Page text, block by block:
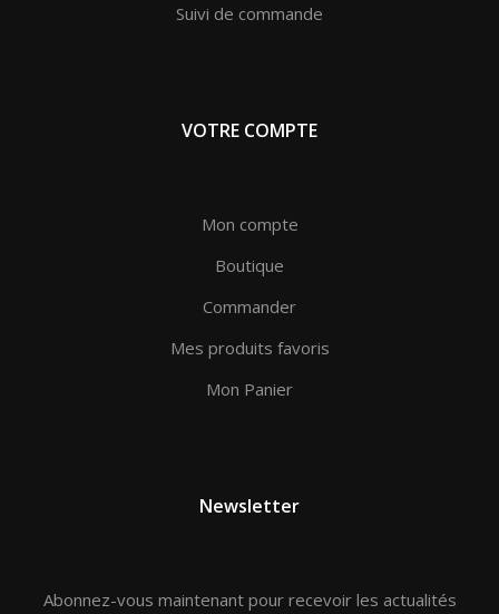
Suivi de commande
VOTRE COMPTE
Mon compte
Boutique
Commander
Mes produits favoris
Mon Panier
Newsletter
Abonnez-vous maintenant pour recevoir les actualités